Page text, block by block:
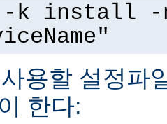
-k install -
용할 설정파
한다: